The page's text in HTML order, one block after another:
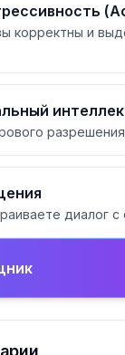
корректны и
диалог